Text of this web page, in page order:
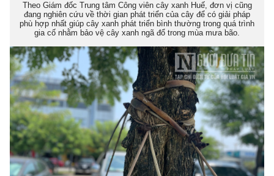
Theo Giám đốc Trung tâm Công viên cây xanh Huế, đơn vị cũng
đang nghiên cứu về thời gian phát triển của cây để có giải pháp
phù hợp nhất giúp cây xanh phát triển bình thường trong quá trình
gia cố nhằm bảo vệ cây xanh ngã đổ trong mùa mưa bão.